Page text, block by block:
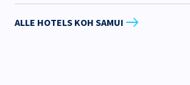
ALLE HOTELS KOH SAMUI